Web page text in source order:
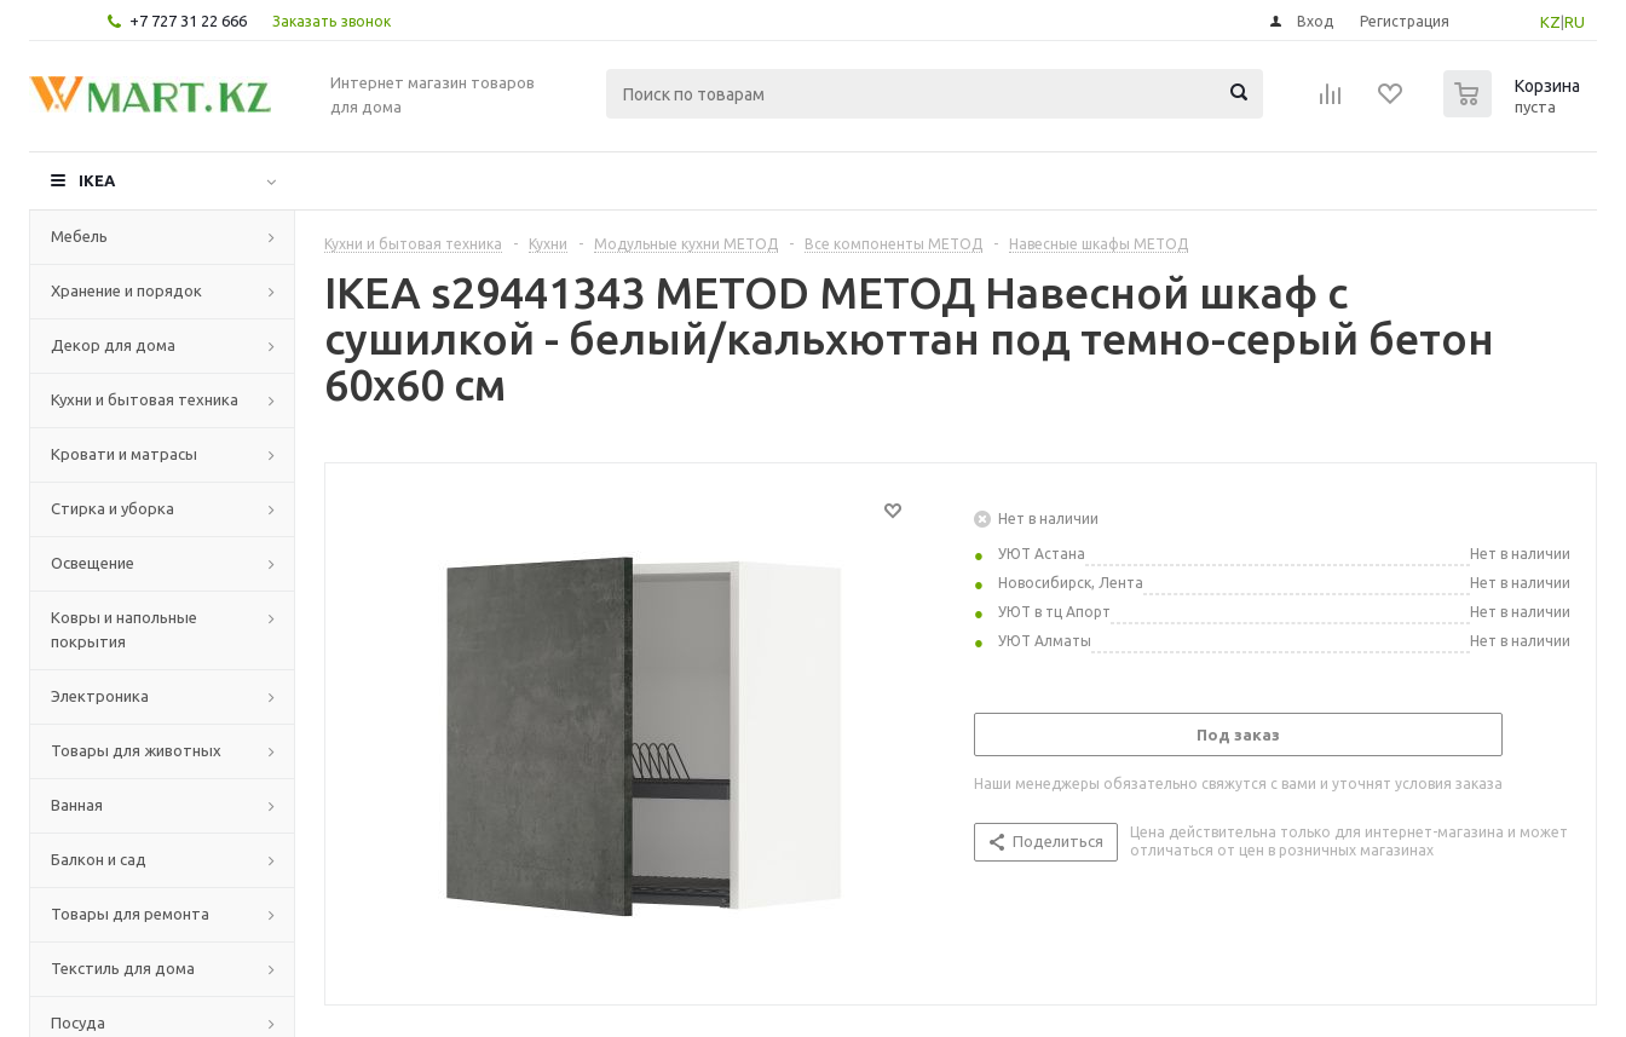
+7 727 31 22 666 Заказать звонок KZ RU
Вход Регистрация
Интернет магазин товаров
для дома
Корзина
пуста
IKEA
Мебель
Хранение и порядок
Декор для дома
Кухни и бытовая техника
Кровати и матрасы
Стирка и уборка
Освещение
Ковры и напольные
покрытия
Электроника
Товары для животных
Ванная
Балкон и сад
Товары для ремонта
Текстиль для дома
Посуда
Кухни и бытовая техника - Кухни - Модульные кухни МЕТОД - Все компоненты МЕТОД - Навесные шкафы МЕТОД
IKEA s29441343 METOD МЕТОД Навесной шкаф с
сушилкой - белый/кальхюттан под темно-серый бетон
60x60 см
Нет в наличии
УЮТ Астана
Нет в наличии
Новосибирск, Лента
Нет в наличии
УЮТ в тц Апорт
Нет в наличии
УЮТ Алматы
Нет в наличии
Под заказ
Наши менеджеры обязательно свяжутся с вами и уточнят условия заказа
Поделиться
Цена действительна только для интернет-магазина и может
отличаться от цен в розничных магазинах